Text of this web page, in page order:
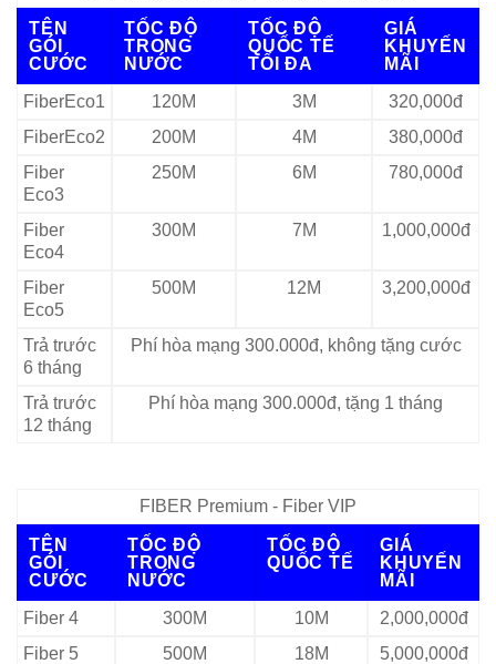
TÊN
GÓI
CƯỚC
TỐC ĐỘ
TRONG
NƯỚC
TỐC ĐỘ
QUỐC TẾ
TỐI ĐA
GIÁ
KHUYẾN
MÃI
FiberEco1
120M 3M
320,000đ
FiberEco2
200M 4M
380,000đ
Fiber
Eco3
250M 6M 780,000đ
Fiber
Eco4
300M 7M 1,000,000đ
Fiber
Eco5
500M 12M 3,200,000đ
Trả trước
6 tháng
Phí hòa mạng 300.000đ, không tặng cước
Trả trước
12 tháng
Phí hòa mạng 300.000đ, tặng 1 tháng
FIBER Premium - Fiber VIP
TÊN
GÓI
CƯỚC
TỐC ĐỘ
TRONG
NƯỚC
TỐC ĐỘ
QUỐC TẾ
GIÁ
KHUYẾN
MÃI
Fiber 4
300M 10M
2,000,000đ
Fiber 5
500M 18M
5,000,000đ